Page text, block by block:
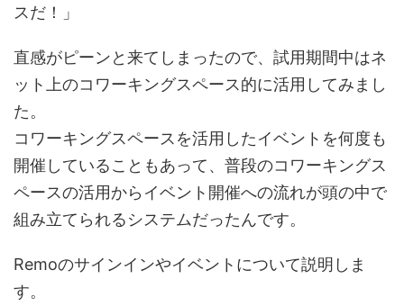
スだ！」
直感がピーンと来てしまったので、試用期間中はネ
ット上のコワーキングスペース的に活用してみまし
た。
コワーキングスペースを活用したイベントを何度も
開催していることもあって、普段のコワーキングス
ペースの活用からイベント開催への流れが頭の中で
組み立てられるシステムだったんです。
Remoのサインインやイベントについて説明しま
す。